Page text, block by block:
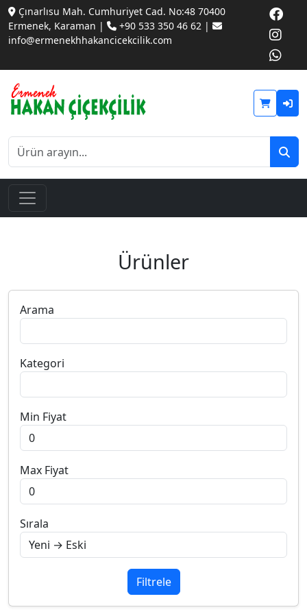
Çınarlısu Mah. Cumhuriyet Cad. No:48 70400
Ermenek, Karaman |
+90 533 350 46 62 |
info@ermenekhhakancicekcilik.com
Ürünler
Arama
Kategori
Min Fiyat
Max Fiyat
Sırala
Filtrele